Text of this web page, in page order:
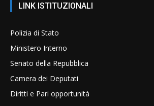
LINK ISTITUZIONALI
Polizia di Stato
Ministero Interno
Senato della Repubblica
Camera dei Deputati
Diritti e Pari opportunità